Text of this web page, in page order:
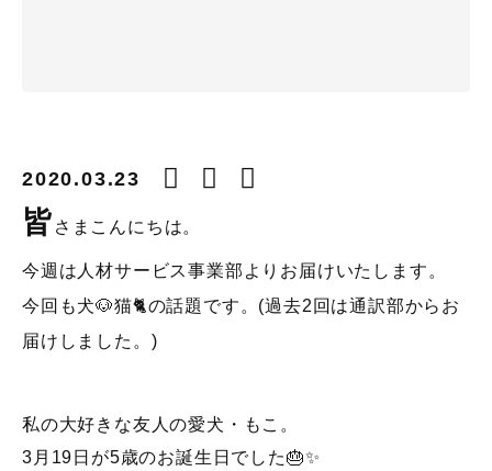
2020.03.23
皆 さまこんにちは。
今週は人材サービス事業部よりお届けいたします。
今回も犬🐶猫🐈の話題です。(過去2回は通訳部からお
届けしました。)
私の大好きな友人の愛犬・もこ。
3月19日が5歳のお誕生日でした🎂✨